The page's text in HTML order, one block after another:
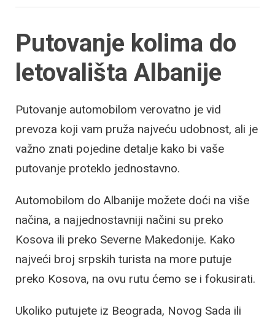
Putovanje kolima do
letovališta Albanije
Putovanje automobilom verovatno je vid
prevoza koji vam pruža najveću udobnost, ali je
važno znati pojedine detalje kako bi vaše
putovanje proteklo jednostavno.
Automobilom do Albanije možete doći na više
načina, a najjednostavniji načini su preko
Kosova ili preko Severne Makedonije. Kako
najveći broj srpskih turista na more putuje
preko Kosova, na ovu rutu ćemo se i fokusirati.
Ukoliko putujete iz Beograda, Novog Sada ili